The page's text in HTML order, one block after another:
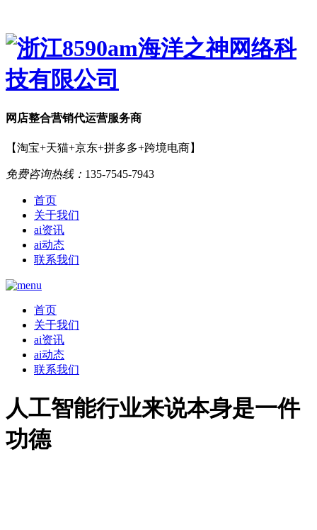
网店整合营销代运营服务商
【淘宝+天猫+京东+拼多多+跨境电商】
免费咨询热线： 135-7545-7943
首页
关于我们
ai资讯
ai动态
联系我们
首页
关于我们
ai资讯
ai动态
联系我们
人工智能行业来说本身是一件
功德